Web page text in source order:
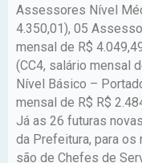
Assessores Nível
4.350,01), 05
mensal de R$
(CC4, salário mensal
Nível Básico –
mensal de R$ R$
Já as 26 futuras
da Prefeitura, para os
são de Chefes de